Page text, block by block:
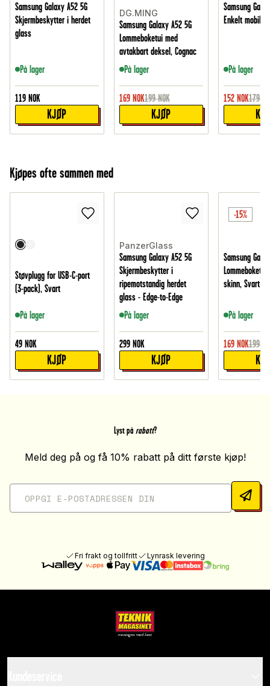
Samsung Galaxy A52 5G
Skjermbeskytter i herdet
glass
På lager
119 NOK
KJØP
DG.MING
Samsung Galaxy A52 5G
Lommeboketui med
avtakbart deksel, Cognac
På lager
169 NOK199 NOK
KJØP
Samsung
Enkelt
På lager
152 NOK179
Kjøpes ofte sammen med
Støvplugg for USB-C-port
(3-pack), Svart
På lager
49 NOK
KJØP
PanzerGlass
Samsung Galaxy A52 5G
Skjermbeskytter i
ripemotstandig herdet
glass - Edge-to-Edge
På lager
299 NOK
KJØP
-15%
Samsung
skinn, Svart
På lager
169 NOK199
Lyst på rabatt?
Meld deg på og få 10% rabatt på ditt første kjøp!
Fri frakt og tollfritt Lynrask levering